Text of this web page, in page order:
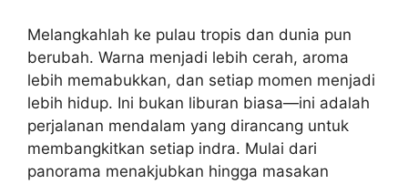
Melangkahlah ke pulau tropis dan dunia pun
berubah. Warna menjadi lebih cerah, aroma
lebih memabukkan, dan setiap momen menjadi
lebih hidup. Ini bukan liburan biasa—ini adalah
perjalanan mendalam yang dirancang untuk
membangkitkan setiap indra. Mulai dari
panorama menakjubkan hingga masakan